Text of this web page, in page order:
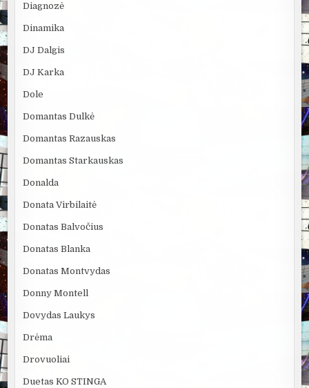
Diagnozė
Dinamika
DJ Dalgis
DJ Karka
Dole
Domantas Dulkė
Domantas Razauskas
Domantas Starkauskas
Donalda
Donata Virbilaitė
Donatas Balvočius
Donatas Blanka
Donatas Montvydas
Donny Montell
Dovydas Laukys
Drėma
Drovuoliai
Duetas KO STINGA